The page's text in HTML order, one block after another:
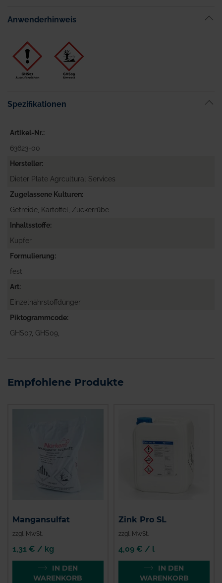
Anwenderhinweis
Spezifikationen
Artikel-Nr.
63623-00
Hersteller
Dieter Plate Agrcultural Services
Zugelassene Kulturen
Getreide, Kartoffel, Zuckerrübe
Inhaltsstoffe
Kupfer
Formulierung
fest
Art
Einzelnährstoffdünger
Piktogrammcode
GHS07, GHS09,
Empfohlene Produkte
Mangansulfat
zzgl. MwSt.
1,31 € / kg
IN DEN
WARENKORB
Zink Pro SL
zzgl. MwSt.
4,09 € / l
IN DEN
WARENKORB